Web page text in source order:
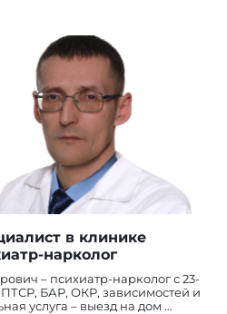
в клинике
нарколог
– психиатр-нарколог с 23-
БАР, ОКР, зависимостей и
услуга – выезд на дом …